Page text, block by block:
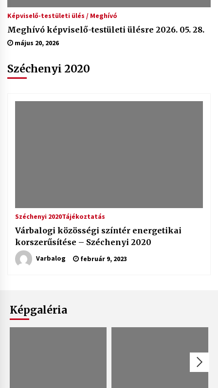
Képviselő-testületi ülés / Meghívó
Meghívó képviselő-testületi ülésre 2026. 05. 28.
május 20, 2026
Széchenyi 2020
Széchenyi 2020Tájékoztatás
Várbalogi közösségi színtér energetikai
korszerűsítése – Széchenyi 2020
Varbalog február 9, 2023
Képgaléria